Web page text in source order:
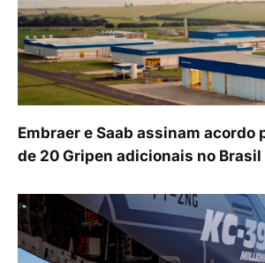
Embraer e Saab assinam acordo
de 20 Gripen adicionais no Brasil